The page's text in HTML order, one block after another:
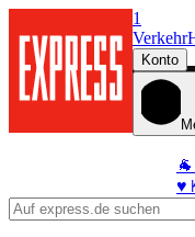
1
Verkehr
Konto
🐐
♥️